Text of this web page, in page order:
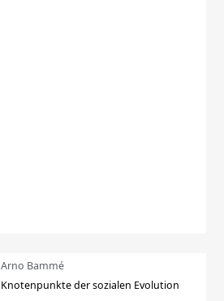
Arno Bammé
Knotenpunkte der sozialen Evolution